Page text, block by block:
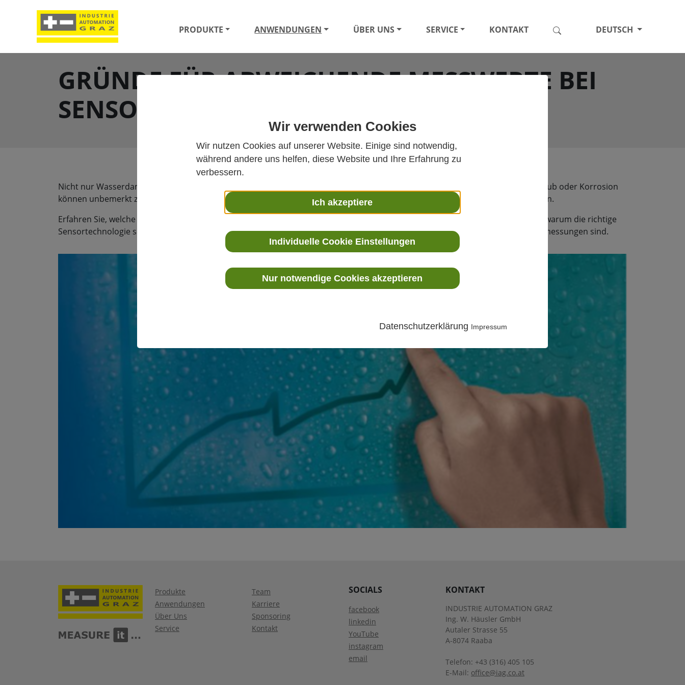
Wir verwenden Cookies
Wir nutzen Cookies auf unserer Website. Einige sind notwendig,
während andere uns helfen, diese Website und Ihre Erfahrung zu
verbessern.
Ich akzeptiere
Individuelle Cookie Einstellungen
Nur notwendige Cookies akzeptieren
Datenschutzerklärung Impressum
PRODUKTE ANWENDUNGEN ÜBER UNS SERVICE KONTAKT DEUTSCH
GRÜNDE FÜR ABWEICHENDE MESSWERTE BEI
SENSOREN FÜR RELATIVE FEUCHTE
Nicht nur Wasserdampf beeinflusst die Genauigkeit von Feuchtesensoren. Auch Reinigungsmittel, chemische Ausgasungen, Staub oder Korrosion
können unbemerkt zu Messwertabweichungen führen und damit Prozesse, Produktqualität und Energieeffizienz beeinträchtigen.
Erfahren Sie, welche Faktoren die Messgenauigkeit beeinflussen, wie sich Sensorabweichungen frühzeitig erkennen lassen und warum die richtige
Sensortechnologie sowie regelmäßige Wartung und Kalibrierung entscheidend für langfristig präzise und zuverlässige Feuchtemessungen sind.
Produkte
Anwendungen
Über Uns
Service
Team
Karriere
Sponsoring
Kontakt
SOCIALS
facebook
linkedin
YouTube
instagram
email
KONTAKT
INDUSTRIE AUTOMATION GRAZ
Ing. W. Häusler GmbH
Autaler Strasse 55
A-8074 Raaba
Telefon: +43 (316) 405 105
E-Mail: office@iag.co.at